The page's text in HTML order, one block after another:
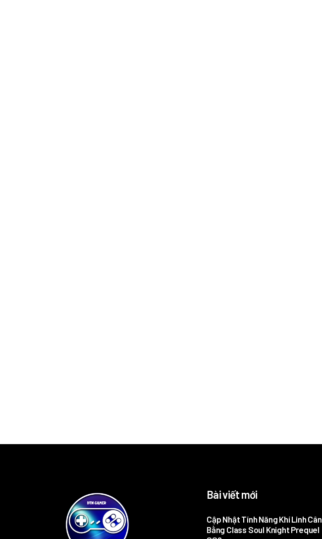
Bài viết mới
Cập Nhật Tính Năng Khí Linh Cân
Bằng Class Soul Knight Prequel